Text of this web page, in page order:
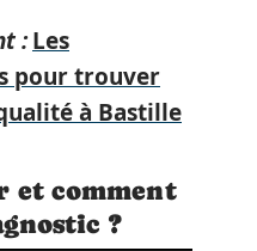
:Les
pour trouver
à Bastille
et comment
?